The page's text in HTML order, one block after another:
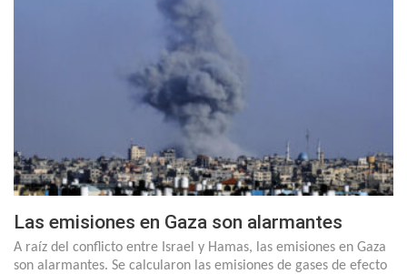
Las emisiones en Gaza son alarmantes
A raíz del conflicto entre Israel y Hamas, las emisiones en Gaza
son alarmantes. Se calcularon las emisiones de gases de efecto